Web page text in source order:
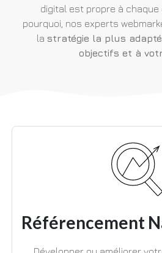
digital est propre à chaque
pourquoi, nos experts
la stratégie la plus
objectifs et à
Référencement